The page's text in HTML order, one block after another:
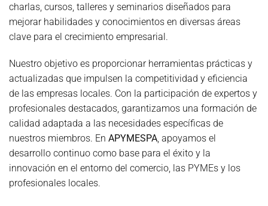
charlas, cursos, talleres y seminarios diseñados para
mejorar habilidades y conocimientos en diversas áreas
clave para el crecimiento empresarial.
Nuestro objetivo es proporcionar herramientas prácticas y
actualizadas que impulsen la competitividad y eficiencia
de las empresas locales. Con la participación de expertos y
profesionales destacados, garantizamos una formación de
calidad adaptada a las necesidades específicas de
nuestros miembros. En APYMESPA, apoyamos el
desarrollo continuo como base para el éxito y la
innovación en el entorno del comercio, las PYMEs y los
profesionales locales.